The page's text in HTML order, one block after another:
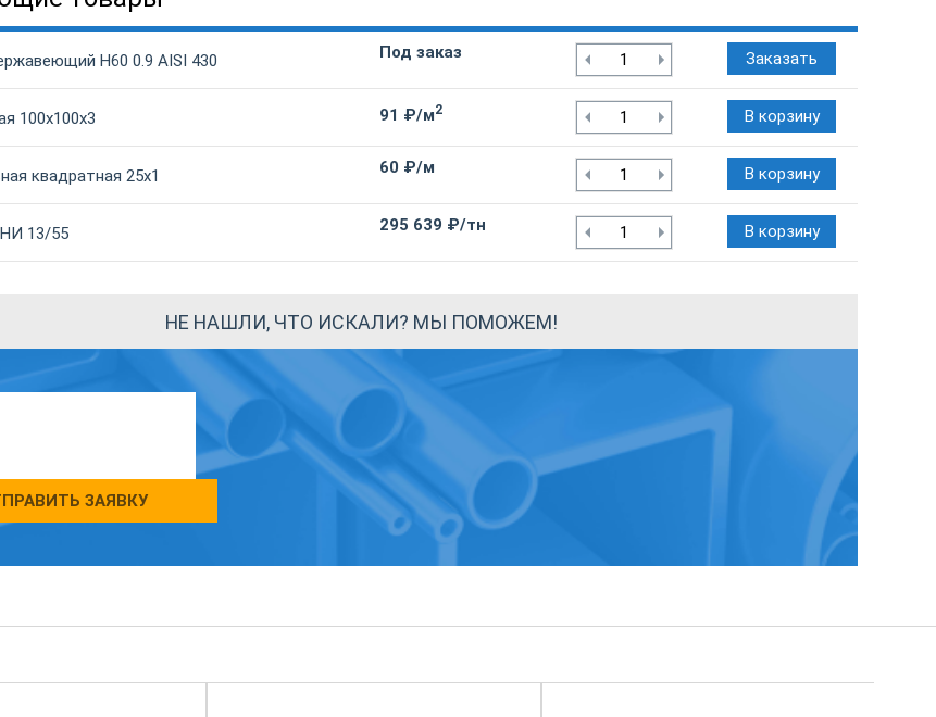
Н60 0.9 AISI 430 Под заказ Заказать
100х100х3 91 ₽/м2 В корзину
квадратная 25х1 60 ₽/м В корзину
13/55 295 639 ₽/тн В корзину
НЕ НАШЛИ, ЧТО ИСКАЛИ? МЫ ПОМОЖЕМ!
ЗАЯВКУ